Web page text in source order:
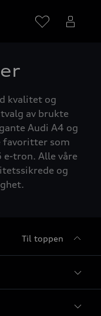
kvalitet og
av brukte
Audi A4 og
favoritter som
e-tron. Alle våre
og
Til toppen